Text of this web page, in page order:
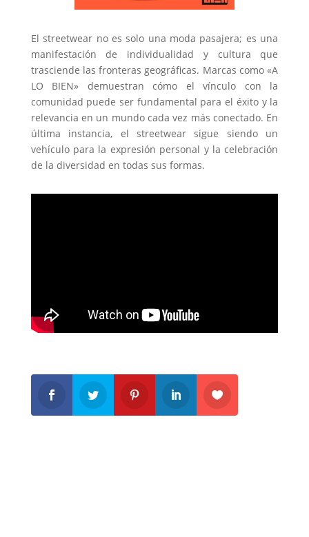
El streetwear no es solo una moda pasajera; es una
manifestación de individualidad y cultura que
trasciende las fronteras geográficas. Marcas como «A
LO BIEN» demuestran cómo el vínculo con la
comunidad puede ser fundamental para el éxito y la
relevancia en un mundo cada vez más conectado. En
última instancia, el streetwear sigue siendo un
vehículo para la expresión personal y la celebración
de la diversidad en todas sus formas.